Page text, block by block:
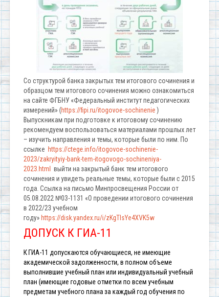
Со структурой банка закрытых тем итогового сочинения и
образцом тем итогового сочинения можно ознакомиться
на сайте ФГБНУ «Федеральный институт педагогических
измерений» (https://fipi.ru/itogovoe-sochinenie )
Выпускникам при подготовке к итоговому сочинению
рекомендуем воспользоваться материалами прошлых лет
– изучить направления и темы, которые были по ним. По
ссылке https://ctege.info/itogovoe-sochinenie-
2023/zakryityiy-bank-tem-itogovogo-sochineniya-
2023.html
выйти на закрытый банк тем итогового
сочинения и увидеть реальные темы, которые были с 2015
года. Ссылка на письмо Минпросвещения России от
05.08.2022 №03-1131 «О проведении итогового сочинения
в 2022/23 учебном
году» https://disk.yandex.ru/i/zKgTIsYe4XVK5w
ДОПУСК К ГИА-11
К ГИА-11 допускаются обучающиеся, не имеющие
академической задолженности, в полном объеме
выполнившие учебный план или индивидуальный учебный
план (имеющие годовые отметки по всем учебным
предметам учебного плана за каждый год обучения по